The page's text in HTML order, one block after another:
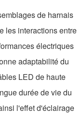
de harnais
les interactions entre
électriques
adaptabilité du
LED de haute
durée de vie du
l'effet d'éclairage